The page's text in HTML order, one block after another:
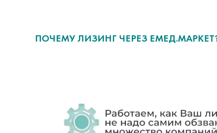
ПОЧЕМУ ЛИЗИНГ ЧЕРЕЗ